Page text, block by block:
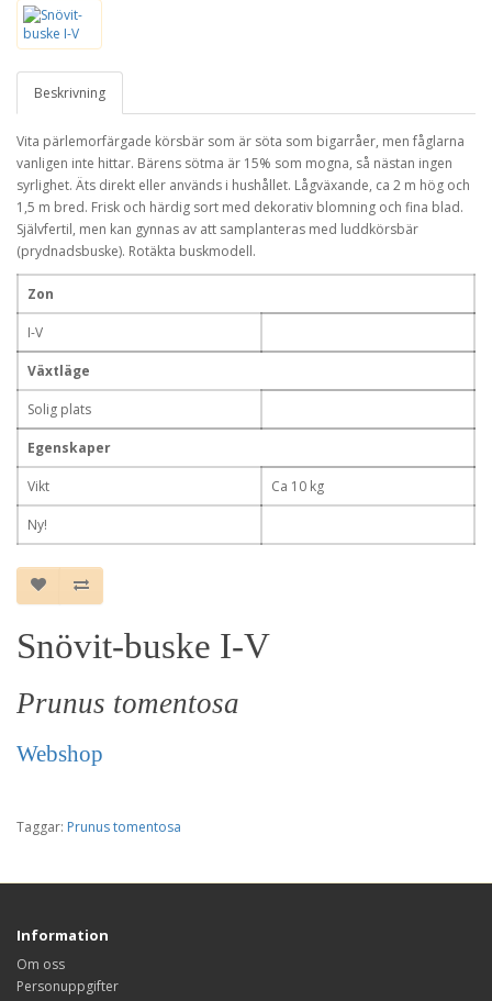
Beskrivning
Vita pärlemorfärgade körsbär som är söta som bigarråer, men fåglarna
vanligen inte hittar. Bärens sötma är 15% som mogna, så nästan ingen
syrlighet. Äts direkt eller används i hushållet. Lågväxande, ca 2 m hög och
1,5 m bred. Frisk och härdig sort med dekorativ blomning och fina blad.
Självfertil, men kan gynnas av att samplanteras med luddkörsbär
(prydnadsbuske). Rotäkta buskmodell.
Zon
I-V
Växtläge
Solig plats
Egenskaper
Vikt Ca 10 kg
Ny!
Snövit-buske I-V
Prunus tomentosa
Webshop
Taggar: Prunus tomentosa
Information
Om oss
Personuppgifter